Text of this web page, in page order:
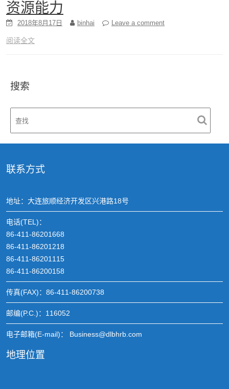
资源能力
2018年8月17日 binhai Leave a comment
阅读全文
搜索
联系方式
地址：大连旅顺经济开发区兴港路18号
电话(TEL)：
86-411-86201668
86-411-86201218
86-411-86201115
86-411-86200158
传真(FAX)：86-411-86200738
邮编(P.C.)：116052
电子邮箱(E-mail)： Business@dlbhrb.com
地理位置